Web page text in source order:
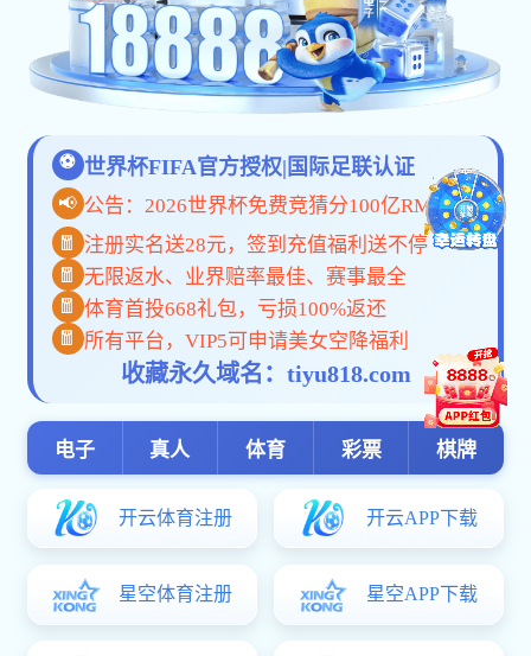
体育:文明校园 明发体育:黄河文化
深入挖掘黄河文化蕴含的
黄河文化：成就中华文明
黄河文化的历史意义与时
九曲黄河万里情——文化自
黄河文化内涵与中国历史